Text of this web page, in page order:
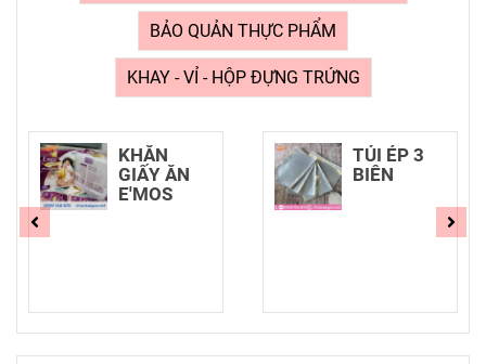
BẢO QUẢN THỰC PHẨM
KHAY - VỈ - HỘP ĐỰNG TRỨNG
KHĂN
GIẤY ĂN
E'MOS
TÚI ÉP 3
BIÊN